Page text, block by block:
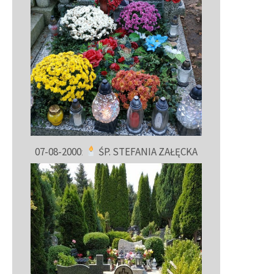
07-08-2000: ŚP. STEFANIA ZAŁĘCKA